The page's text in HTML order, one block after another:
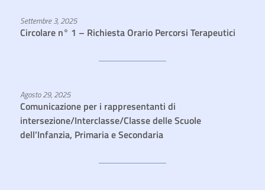
Settembre 3, 2025
Circolare n° 1 – Richiesta Orario Percorsi Terapeutici
Agosto 29, 2025
Comunicazione per i rappresentanti di
intersezione/Interclasse/Classe delle Scuole
dell’Infanzia, Primaria e Secondaria